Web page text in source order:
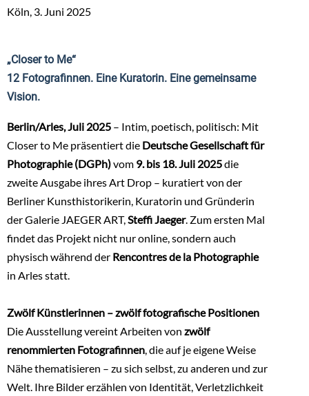
Köln, 3. Juni 2025
„Closer to Me“
12 Fotografinnen. Eine Kuratorin. Eine gemeinsame
Vision.
Berlin/Arles, Juli 2025 – Intim, poetisch, politisch: Mit
Closer to Me präsentiert die Deutsche Gesellschaft für
Photographie (DGPh)vom 9. bis 18. Juli 2025die
zweite Ausgabe ihres Art Drop – kuratiert von der
Berliner Kunsthistorikerin, Kuratorin und Gründerin
der Galerie JAEGER ART, Steffi Jaeger. Zum ersten Mal
findet das Projekt nicht nur online, sondern auch
physisch während der Rencontres de la Photographie
in Arles statt.
Zwölf Künstlerinnen – zwölf fotografische Positionen
Die Ausstellung vereint Arbeiten von zwölf
renommierten Fotografinnen , die auf je eigene Weise
Nähe thematisieren – zu sich selbst, zu anderen und zur
Welt. Ihre Bilder erzählen von Identität, Verletzlichkeit